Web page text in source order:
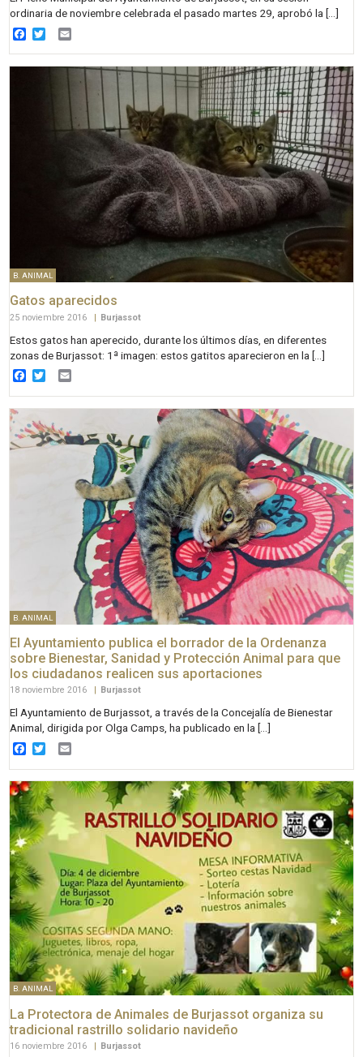
ordinaria de noviembre celebrada el pasado martes 29, aprobó la […]
Facebook
Twitter
B. ANIMAL
Gatos aparecidos
25 noviembre 2016 | Burjassot
Estos gatos han aperecido, durante los últimos días, en diferentes
zonas de Burjassot: 1ª imagen: estos gatitos aparecieron en la […]
Facebook
Twitter
B. ANIMAL
El Ayuntamiento publica el borrador de la Ordenanza
sobre Bienestar, Sanidad y Protección Animal para que
los ciudadanos realicen sus aportaciones
18 noviembre 2016 Burjassot
El Ayuntamiento de Burjassot, a través de la Concejalía de Bienestar
Animal, dirigida por Olga Camps, ha publicado en la […]
Facebook
Twitter
B. ANIMAL
La Protectora de Animales de Burjassot organiza su
tradicional rastrillo solidario navideño
16 noviembre 2016 | Burjassot